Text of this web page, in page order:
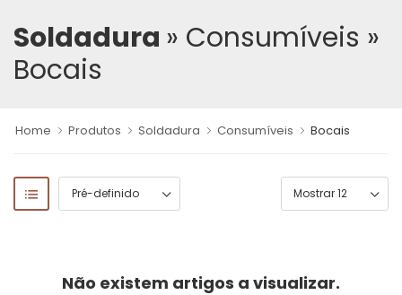
Soldadura » Consumíveis »
Bocais
Home Produtos Soldadura Consumíveis Bocais
Não existem artigos a visualizar.